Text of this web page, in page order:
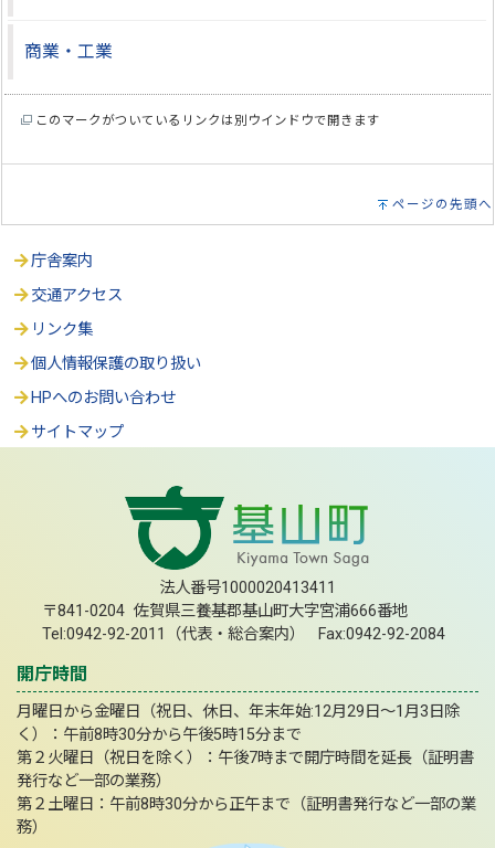
商業・工業
このマークがついているリンクは別ウインドウで開きます
ページの先頭へ
庁舎案内
交通アクセス
リンク集
個人情報保護の取り扱い
HPへのお問い合わせ
サイトマップ
法人番号1000020413411
〒841-0204 佐賀県三養基郡基山町大字宮浦666番地
Tel:0942-92-2011（代表・総合案内） Fax:0942-92-2084
開庁時間
月曜日から金曜日（祝日、休日、年末年始:12月29日～1月3日除
く）：午前8時30分から午後5時15分まで
第２火曜日（祝日を除く）：午後7時まで開庁時間を延長（証明書
発行など一部の業務）
第２土曜日：午前8時30分から正午まで（証明書発行など一部の業
務）